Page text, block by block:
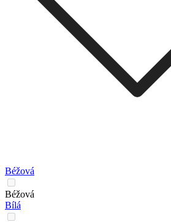
Béžová
Béžová
Bílá